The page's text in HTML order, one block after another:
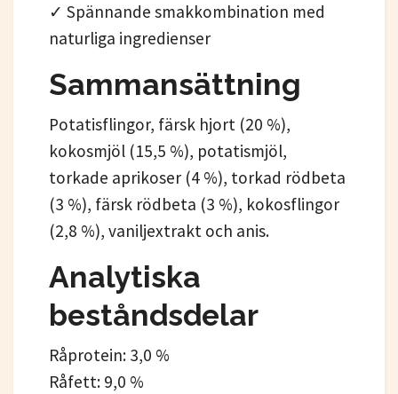
✓ Spännande smakkombination med
naturliga ingredienser
Sammansättning
Potatisflingor, färsk hjort (20 %),
kokosmjöl (15,5 %), potatismjöl,
torkade aprikoser (4 %), torkad rödbeta
(3 %), färsk rödbeta (3 %), kokosflingor
(2,8 %), vaniljextrakt och anis.
Analytiska
beståndsdelar
Råprotein: 3,0 %
Råfett: 9,0 %